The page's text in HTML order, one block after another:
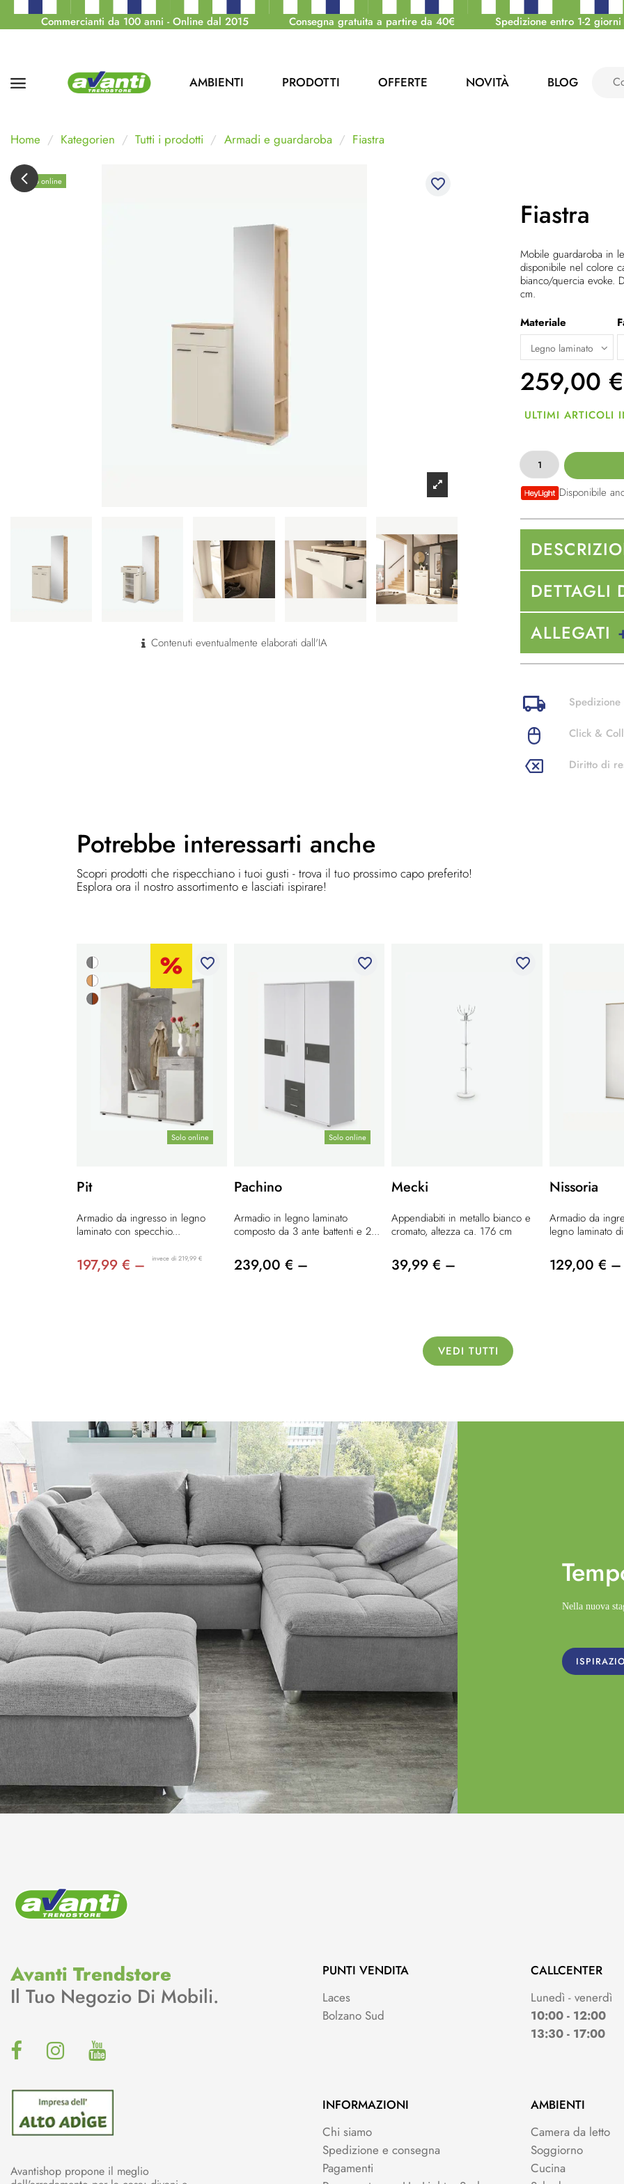
Commercianti da 100 anni - Online dal 2015 Consegna gratuita a partire da 40€ Spedizione entro 1-2
AMBIENTI PRODOTTI OFFERTE NOVITÀ BLOG
Home Kategorien Tutti i prodotti Armadi e guardaroba Fiastra
Solo online favorite_border
Contenuti eventualmente elaborati dall'IA
Fiastra
Mobile guardaroba in
disponibile nel colore
bianco/quercia evoke.
cm.
Materiale
259,00 €
ULTIMI ARTICOLI
Disponibile
DETTAGLI
ALLEGATI
Click &
Diritto di
Potrebbe interessarti anche
Scopri prodotti che rispecchiano i tuoi gusti - trova il tuo prossimo capo preferito!
Esplora ora il nostro assortimento e lasciati ispirare!
Solo online
favorite_border
Pit
Armadio da ingresso in legno
laminato con specchio...
197,99 € – invece di 219,99 €
Solo online
favorite_border
Pachino
Armadio in legno laminato
composto da 3 ante battenti e 2...
239,00 € –
favorite_border
Mecki
Appendiabiti in metallo bianco e
cromato, altezza ca. 176 cm
39,99 € –
Nissoria
Armadio da
legno laminato
129,00 € –
VEDI TUTTI
Nella nuova
Avanti Trendstore
Il Tuo Negozio Di Mobili.
Avantishop propone il meglio
PUNTI VENDITA
Laces
Bolzano Sud
CALLCENTER
Lunedì - venerdì
10:00 - 12:00
13:30 - 17:00
INFORMAZIONI
Chi siamo
Spedizione e consegna
Pagamenti
AMBIENTI
Camera da letto
Soggiorno
Cucina